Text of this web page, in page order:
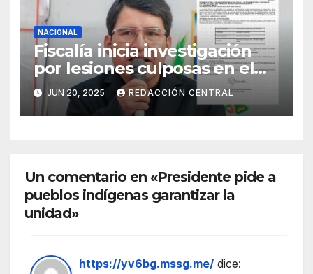
NACIONAL
Fiscalía inicia investigación
por lesiones culposas en el
caso del gobernador
chuquisaqueño Damián
Condori
JUN 20, 2025 REDACCIÓN CENTRAL
Un comentario en «Presidente pide a
pueblos indígenas garantizar la
unidad»
https://yv6bg.mssg.me/ dice: